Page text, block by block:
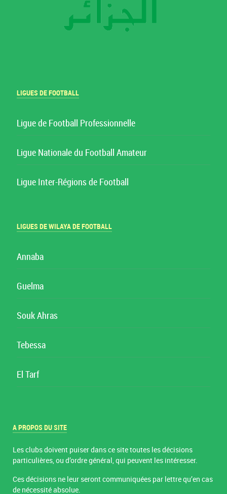
LIGUES DE FOOTBALL
Ligue de Football Professionnelle
Ligue Nationale du Football Amateur
Ligue Inter-Régions de Football
LIGUES DE WILAYA DE FOOTBALL
Annaba
Guelma
Souk Ahras
Tebessa
El Tarf
A PROPOS DU SITE
Les clubs doivent puiser dans ce site toutes les décisions
particulières, ou d’ordre général, qui peuvent les intéresser.
Ces décisions ne leur seront communiquées par lettre qu’en cas
de nécessité absolue.